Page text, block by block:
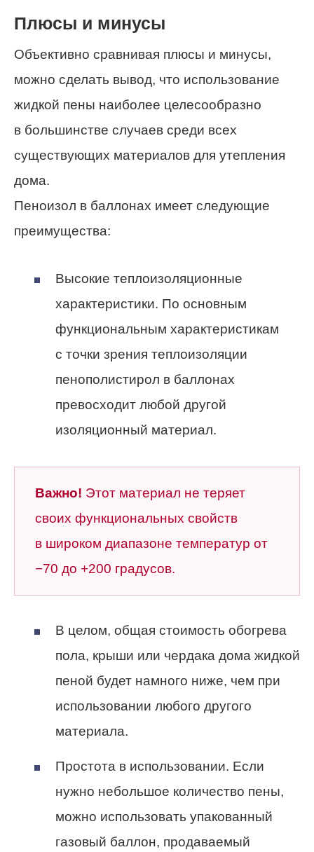
Плюсы и минусы
Объективно сравнивая плюсы и минусы,
можно сделать вывод, что использование
жидкой пены наиболее целесообразно
в большинстве случаев среди всех
существующих материалов для утепления
дома.
Пеноизол в баллонах имеет следующие
преимущества:
Высокие теплоизоляционные
характеристики. По основным
функциональным характеристикам
с точки зрения теплоизоляции
пенополистирол в баллонах
превосходит любой другой
изоляционный материал.
Важно! Этот материал не теряет
своих функциональных свойств
в широком диапазоне температур от
−70 до +200 градусов.
В целом, общая стоимость обогрева
пола, крыши или чердака дома жидкой
пеной будет намного ниже, чем при
использовании любого другого
материала.
Простота в использовании. Если
нужно небольшое количество пены,
можно использовать упакованный
газовый баллон, продаваемый